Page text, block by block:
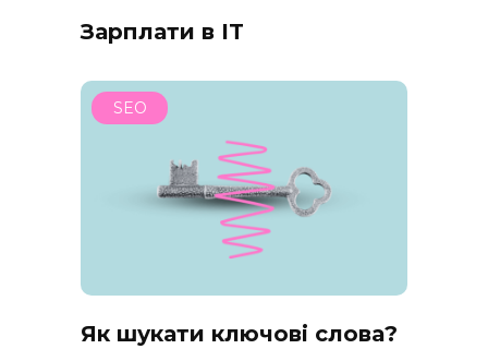
Зарплати в IT
SEO
Як шукати ключові слова?